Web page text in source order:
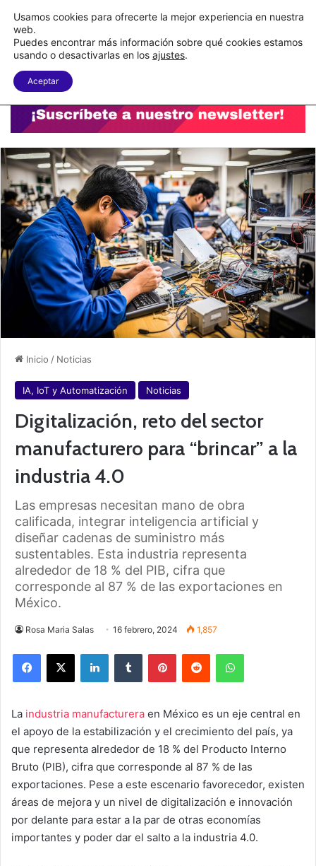
C&A México completa la implementación de su WMS en la nube
Menu
Inicio / Noticias
IA, IoT y Automatización Noticias
Digitalización, reto del sector
manufacturero para “brincar” a la
industria 4.0
Las empresas necesitan mano de obra
calificada, integrar inteligencia artificial y
diseñar cadenas de suministro más
sustentables. Esta industria representa
alrededor de 18 % del PIB, cifra que
corresponde al 87 % de las exportaciones en
México.
Rosa Maria Salas 16 febrero, 2024 1,857
La industria manufacturera en México es un eje central en
el apoyo de la estabilización y el crecimiento del país, ya
que representa alrededor de 18 % del Producto Interno
Bruto (PIB), cifra que corresponde al 87 % de las
exportaciones. Pese a este escenario favorecedor, existen
áreas de mejora y un nivel de digitalización e innovación
por delante para estar a la par de otras economías
importantes y poder dar el salto a la industria 4.0.
Usamos cookies para ofrecerte la mejor experiencia en nuestra
web.
Puedes encontrar más información sobre qué cookies estamos
usando o desactivarlas en los ajustes.
Aceptar